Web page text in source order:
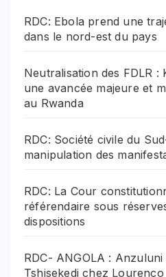
RDC: Ebola prend une
dans le nord-est du pays
Neutralisation des FDLR :
une avancée majeure et
au Rwanda
RDC: Société civile du
manipulation des
RDC: La Cour
référendaire sous
dispositions
RDC- ANGOLA :
Tshisekedi chez Lourenço